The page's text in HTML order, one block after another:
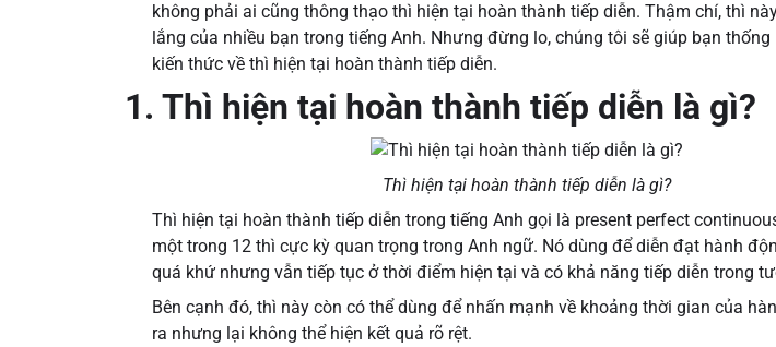
không phải ai cũng thông thạo thì hiện tại hoàn thành tiếp diễn. Thậm chí, thì
lắng của nhiều bạn trong tiếng Anh. Nhưng đừng lo, chúng tôi sẽ giúp bạn
kiến thức về thì hiện tại hoàn thành tiếp diễn.
1. Thì hiện tại hoàn thành tiếp diễn là gì?
Thì hiện tại hoàn thành tiếp diễn là gì?
Thì hiện tại hoàn thành tiếp diễn trong tiếng Anh gọi là present perfect
một trong 12 thì cực kỳ quan trọng trong Anh ngữ. Nó dùng để diễn đạt hành
quá khứ nhưng vẫn tiếp tục ở thời điểm hiện tại và có khả năng tiếp diễn trong
Bên cạnh đó, thì này còn có thể dùng để nhấn mạnh về khoảng thời gian của
ra nhưng lại không thể hiện kết quả rõ rệt.